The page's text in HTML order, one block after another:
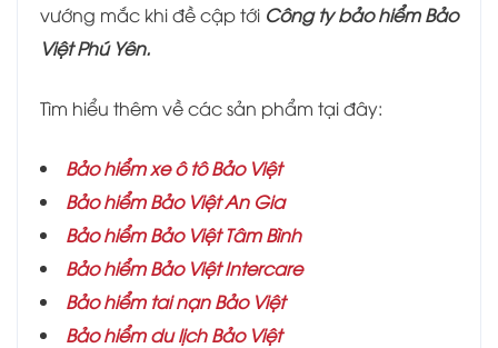
vướng mắc khi đề cập tới Công ty bảo hiểm Bảo
Việt Phú Yên.
Tìm hiểu thêm về các sản phẩm tại đây:
Bảo hiểm xe ô tô Bảo Việt
Bảo hiểm Bảo Việt An Gia
Bảo hiểmBảo Việt Tâm Bình
Bảo hiểm Bảo Việt Intercare
Bảo hiểm tai nạn Bảo Việt
Bảo hiểm du lịch Bảo Việt